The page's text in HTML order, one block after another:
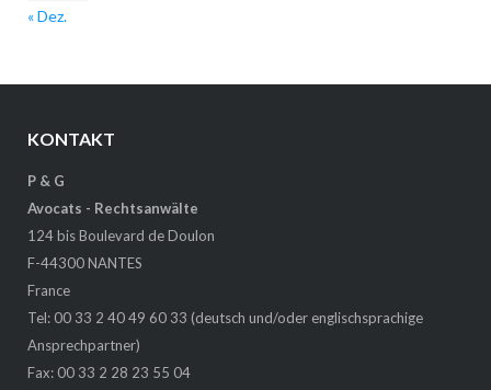
« Dez.
KONTAKT
P & G
Avocats - Rechtsanwälte
124 bis Boulevard de Doulon
F-44300 NANTES
France
Tel: 00 33 2 40 49 60 33 (deutsch und/oder englischsprachige
Ansprechpartner)
Fax: 00 33 2 28 23 55 04